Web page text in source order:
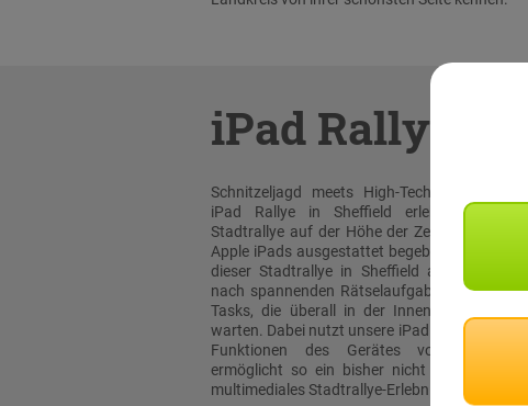
iPad Rallye
Schnitzeljagd meets High-Tech: Bei unserer
iPad Rallye in Sheffield erleben sie eine
Stadtrallye auf der Höhe der Zeit! Mit original
Apple iPads ausgestattet begeben Sie sich bei
dieser Stadtrallye in Sheffield auf die Suche
nach spannenden Rätselaufgaben und Team-
Tasks, die überall in der Innenstadt auf Sie
warten. Dabei nutzt unsere iPad Rallye App die
Funktionen des Gerätes voll aus und
ermöglicht so ein bisher nicht dagewesenes
multimediales Stadtrallye-Erlebnis!